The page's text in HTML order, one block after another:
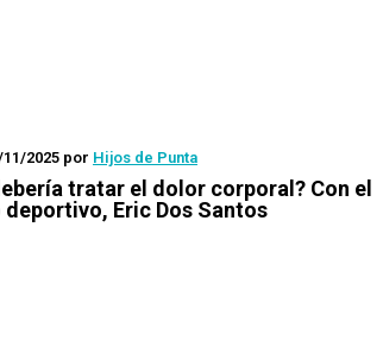
2025 por Hijos de Punta
tratar el dolor corporal? Con el
Eric Dos Santos